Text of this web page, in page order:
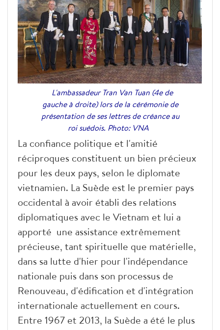
L'ambassadeur Tran Van Tuan (4e de
gauche à droite) lors de la cérémonie de
présentation de ses lettres de créance au
roi suédois. Photo: VNA
La confiance politique et l'amitié
réciproques constituent un bien précieux
pour les deux pays, selon le diplomate
vietnamien. La Suède est le premier pays
occidental à avoir établi des relations
diplomatiques avec le Vietnam et lui a
apporté une assistance extrêmement
précieuse, tant spirituelle que matérielle,
dans sa lutte d'hier pour l'indépendance
nationale puis dans son processus de
Renouveau, d'édification et d'intégration
internationale actuellement en cours.
Entre 1967 et 2013, la Suède a été le plus